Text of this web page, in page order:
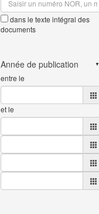
dans le texte intégral des
documents
entre le
et le